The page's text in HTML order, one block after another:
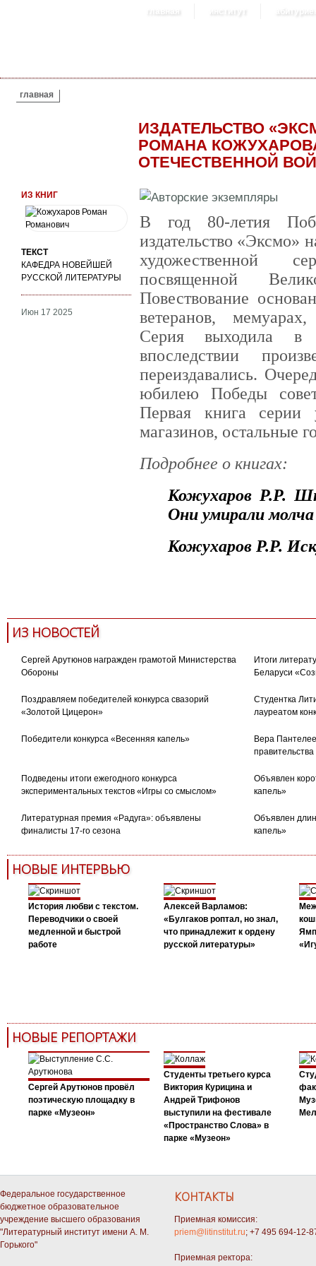
главная институт
ВЫ ЗДЕСЬ
главная
ИЗДАТЕЛЬСТВО
РОМАНА
ОТЕЧЕСТВЕННОЙ
ИЗ КНИГ
ТЕКСТ
КАФЕДРА НОВЕЙШЕЙ
РУССКОЙ ЛИТЕРАТУРЫ
Июн 17 2025
В год 80-летия
издательство «Эксмо»
художественной
посвященной
Повествование
ветеранов,
Серия выходила в
впоследствии
переиздавались.
юбилею Победы
Первая книга серии
магазинов, остальные
Подробнее о книгах:
Кожухаров Р.Р.
Они умирали молча
Кожухаров Р.Р.
ИЗ НОВОСТЕЙ
Сергей Арутюнов награжден грамотой Министерства
Обороны
Итоги
Беларуси
Поздравляем победителей конкурса свазорий
«Золотой Цицерон»
Студентка
лауреатом
Победители конкурса «Весенняя капель»
Вера
Подведены итоги ежегодного конкурса
экспериментальных текстов «Игры со смыслом»
Объявлен
капель»
Литературная премия «Радуга»: объявлены
финалисты 17-го сезона
Объявлен
капель»
НОВЫЕ ИНТЕРВЬЮ
История любви с текстом.
Переводчики о своей
медленной и быстрой
работе
Алексей Варламов:
«Булгаков роптал, но знал,
что принадлежит к ордену
русской литературы»
НОВЫЕ РЕПОРТАЖИ
Сергей Арутюнов провёл
поэтическую площадку в
парке «Музеон»
Студенты третьего курса
Виктория Курицина и
Андрей Трифонов
выступили на фестивале
«Пространство Слова» в
парке «Музеон»
Федеральное государственное
бюджетное образовательное
учреждение высшего образования
"Литературный институт имени А. М.
Горького"
КОНТАКТЫ
Приемная комиссия:
priem@litinstitut.ru; +7 495 694-12-
Приемная ректора: